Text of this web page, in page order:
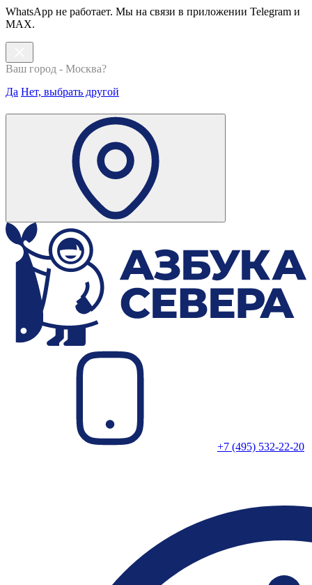
WhatsApp не работает. Мы на связи в приложении Telegram и
MAX.
Ваш город - Москва?
Да Нет, выбрать другой
+7 (495) 532-22-20